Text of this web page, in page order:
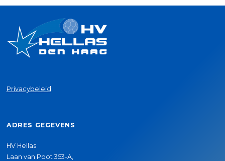
Privacybeleid
ADRES GEGEVENS
HV Hellas
Laan van Poot 353-A,